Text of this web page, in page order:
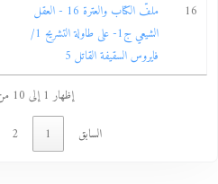
16
ملفّ الكتاب والعترة 16 - العقل
الشيعي ج1- على طاولة التشريح 1/
فايروس السقيفة القاتل 5
إظهار 1 إلى 10 من أصل 25
السابق
2